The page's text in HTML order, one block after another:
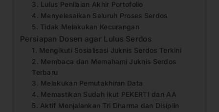
3. Lulus Penilaian Akhir Portofolio
4. Menyelesaikan Seluruh Proses Serdos
5. Tidak Melakukan Kecurangan
Persiapan Dosen agar Lulus Serdos
1. Mengikuti Sosialisasi Juknis Serdos Terkini
2. Membaca dan Memahami Juknis Serdos
Terbaru
3. Melakukan Pemutakhiran Data
4. Memastikan Sudah ikut PEKERTI dan AA
5. Aktif Menjalankan Tri Dharma dan Disiplin